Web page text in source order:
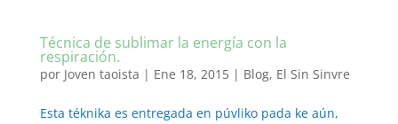
Técnica de sublimar la energía con la
respiración.
por Joven taoista | Ene 18, 2015| Blog, El Sin Sinvre
Esta téknika es entregada en púvliko pada ke aún,